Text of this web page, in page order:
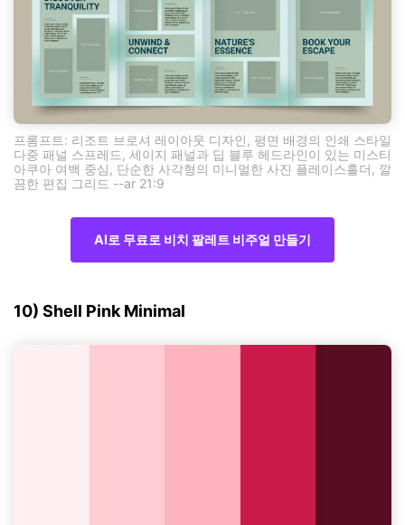
프롬프트: 리조트 브로셔 레이아웃 디자인, 평면 배경의 인쇄 스타일
다중 패널 스프레드, 세이지 패널과 딥 블루 헤드라인이 있는 미스티
아쿠아 여백 중심, 단순한 사각형의 미니멀한 사진 플레이스홀더, 깔
끔한 편집 그리드 --ar 21:9
AI로 무료로 비치 팔레트 비주얼 만들기
10) Shell Pink Minimal